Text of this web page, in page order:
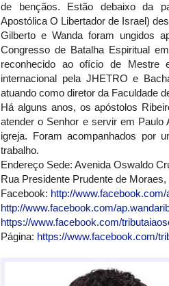
de bençãos. Estão debaixo da
Apostólica O Libertador de Israel)
Gilberto e Wanda foram ungidos
Congresso de Batalha Espiritual
reconhecido ao ofício de Mestre
internacional pela JHETRO e
atuando como diretor da Faculdade
Há alguns anos, os apóstolos
atender o Senhor e servir em
igreja. Foram acompanhados por
trabalho.
Endereço Sede: Avenida Oswaldo
Rua Presidente Prudente de
Facebook: http://
http://www.facebook.com/
https://www.facebook.com/
Página: https://www.facebook.com/